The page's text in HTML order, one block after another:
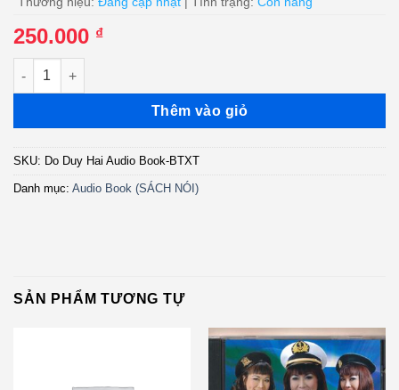
250.000 ₫
Đỗ Duy Hải Audio Book - Biệt Thự Trường Xuân (Truyện Ma -
Thêm vào giỏ
SKU: Do Duy Hai Audio Book-BTXT
Danh mục: Audio Book (SÁCH NÓI)
SẢN PHẨM TƯƠNG TỰ